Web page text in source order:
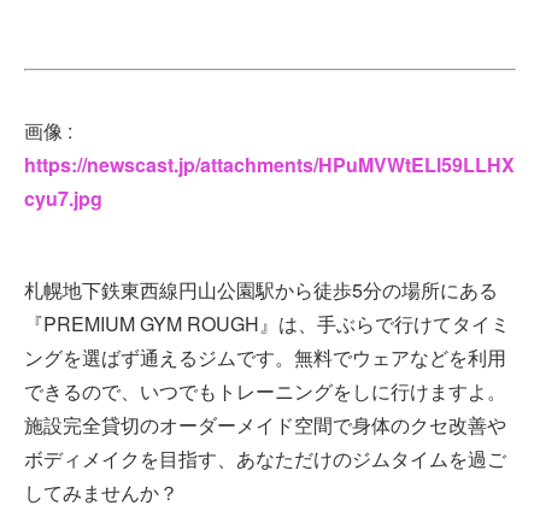
画像 :
https://newscast.jp/attachments/HPuMVWtELl59LLHX
cyu7.jpg
札幌地下鉄東西線円山公園駅から徒歩5分の場所にある
『PREMIUM GYM ROUGH』は、手ぶらで行けてタイミ
ングを選ばず通えるジムです。無料でウェアなどを利用
できるので、いつでもトレーニングをしに行けますよ。
施設完全貸切のオーダーメイド空間で身体のクセ改善や
ボディメイクを目指す、あなただけのジムタイムを過ご
してみませんか？